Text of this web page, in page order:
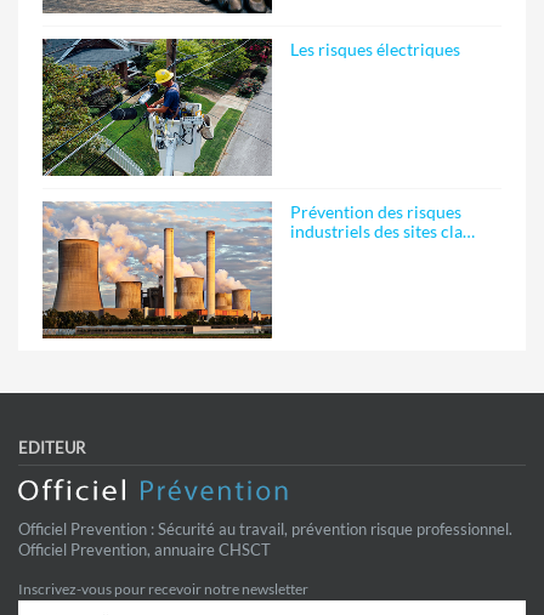
Les risques électriques
Prévention des risques
industriels des sites cla…
EDITEUR
Officiel Prevention : Sécurité au travail, prévention risque professionnel.
Officiel Prevention, annuaire CHSCT
Inscrivez-vous pour recevoir notre newsletter